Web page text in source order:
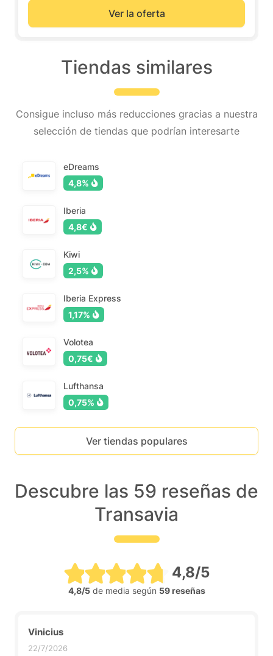
Ver la oferta
Tiendas similares
Consigue incluso más reducciones gracias a nuestra
selección de tiendas que podrían interesarte
eDreams
4,8%
Iberia
4,8€
Kiwi
2,5%
Iberia Express
1,17%
Volotea
0,75€
Lufthansa
0,75%
Ver tiendas populares
Descubre las 59 reseñas de
Transavia
4,8/5
4,8/5de media según 59 reseñas
Vinicius
22/7/2026